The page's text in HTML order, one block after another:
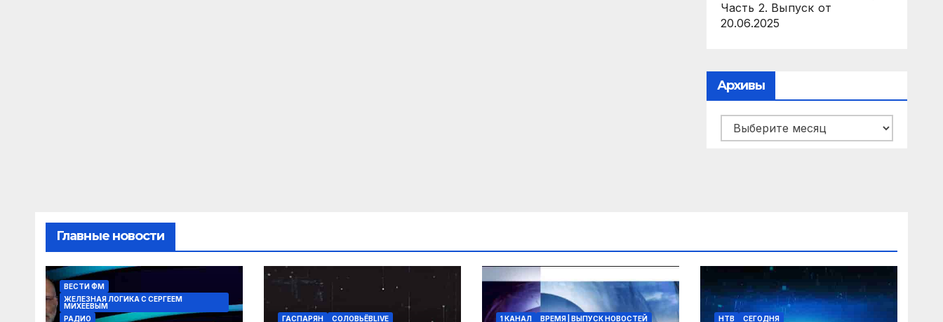
Часть 2. Выпуск от
20.06.2025
Архивы
Архивы
Главные новости
ВЕСТИ ФМ
ЖЕЛЕЗНАЯ ЛОГИКА С СЕРГЕЕМ
МИХЕЕВЫМ
РАДИО
ГАСПАРЯН СОЛОВЬЁВLIVE 1 КАНАЛ ВРЕМЯ | ВЫПУСК НОВОСТЕЙ НТВ СЕГОДНЯ